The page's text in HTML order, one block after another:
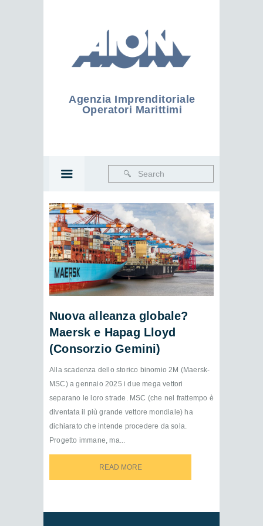
Agenzia Imprenditoriale
Operatori Marittimi
Nuova alleanza globale?
Maersk e Hapag Lloyd
(Consorzio Gemini)
Alla scadenza dello storico binomio 2M (Maersk-
MSC) a gennaio 2025 i due mega vettori
separano le loro strade. MSC (che nel frattempo è
diventata il più grande vettore mondiale) ha
dichiarato che intende procedere da sola.
Progetto immane, ma...
READ MORE